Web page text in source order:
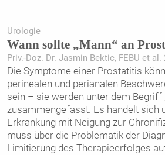
Urologie
Wann sollte „Mann“ an
Priv.-Doz. Dr. Jasmin Bektic, FEBU et al.
Die Symptome einer Prostatitis
perinealen und perianalen
sein – sie werden unter dem Begriff
zusammengefasst. Es handelt sich
Erkrankung mit Neigung zur
muss über die Problematik der
Limitierung des Therapieerfolges